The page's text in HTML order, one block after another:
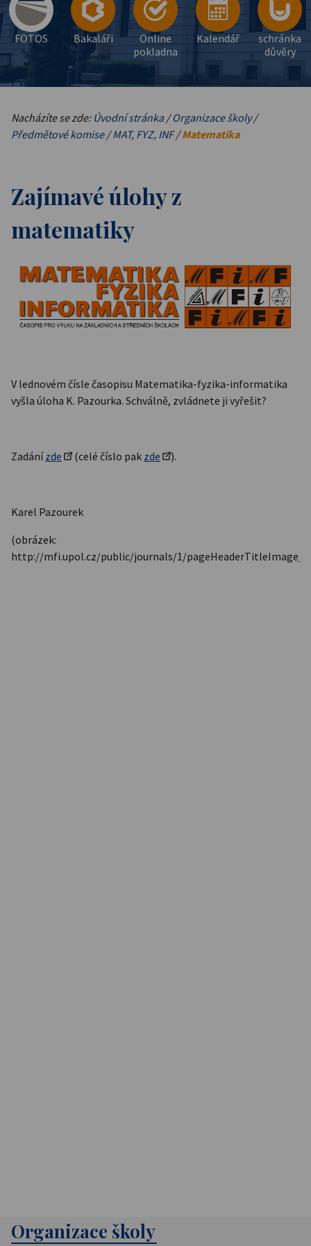
FOTOS Bakaláři
Online
pokladna
Kalendář
schránka
důvěry
Nacházíte se zde: Úvodní stránka/Organizace školy/
Předmětové komise/MAT, FYZ, INF/Matematika
Zajímavé úlohy z
matematiky
V lednovém čísle časopisu Matematika-fyzika-informatika
vyšla úloha K. Pazourka. Schválně, zvládnete ji vyřešit?
Zadánízde (celé číslo pak zde ).
Karel Pazourek
(obrázek:
http://mfi.upol.cz/public/journals/1/
Organizace školy